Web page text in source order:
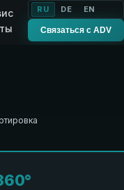
RU DE EN
Связаться с ADV